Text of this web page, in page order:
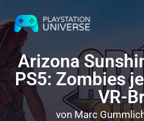
Arizona
PS5: Zombies
VR-
von Marc